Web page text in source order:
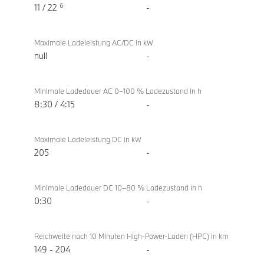
11 / 22 6 -
Maximale Ladeleistung AC/DC in kW
null -
Minimale Ladedauer AC 0–100 % Ladezustand in h
8:30 / 4:15 -
Maximale Ladeleistung DC in kW
205 -
Minimale Ladedauer DC 10–80 % Ladezustand in h
0:30 -
Reichweite nach 10 Minuten High-Power-Laden (HPC) in km
149 - 204 -